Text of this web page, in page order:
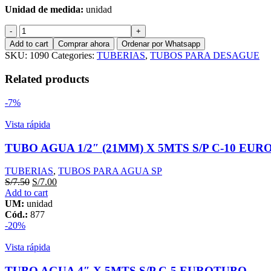
Unidad de medida: unidad
TUBO
DESAGUE
2"
X
3MTS
PESADO
-
quantity
Add to cart Comprar ahora Ordenar por Whatsapp
SKU: 1090 Categories: TUBERIAS, TUBOS PARA DESAGUE
Related products
-7%
Vista rápida
TUBO AGUA 1/2″ (21MM) X 5MTS S/P C-10
TUBERIAS, TUBOS PARA AGUA SP
S/7.50 S/7.00
Add to cart
UM: unidad
Cód.: 877
-20%
Vista rápida